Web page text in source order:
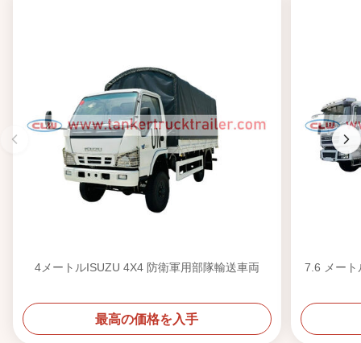
4メートルISUZU 4X4 防衛軍用部隊輸送車両
最高の価格を入手
7.6 メート